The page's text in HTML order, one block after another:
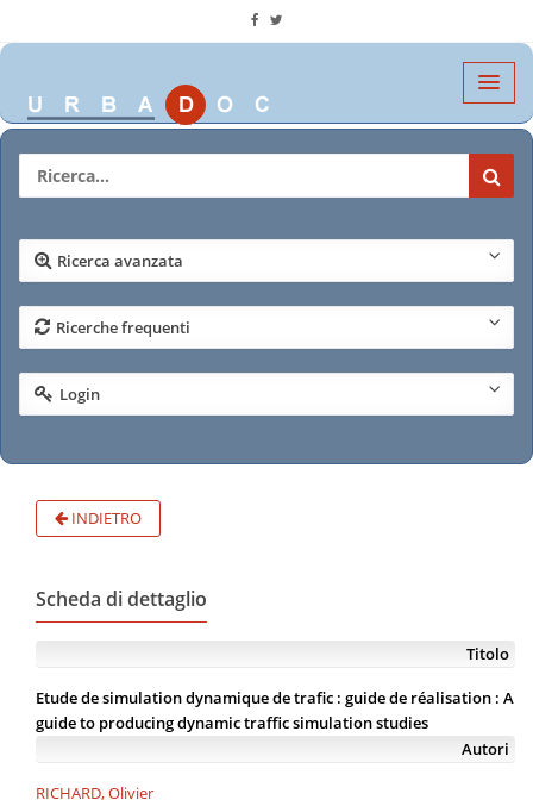
Ricerca avanzata
Ricerche frequenti
Login
INDIETRO
Scheda di dettaglio
Titolo
Etude de simulation dynamique de trafic : guide de réalisation : A
guide to producing dynamic traffic simulation studies
Autori
RICHARD, Olivier